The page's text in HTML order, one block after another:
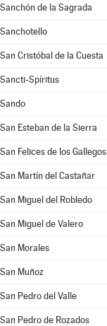
Sanchón de la Sagrada
Sanchotello
San Cristóbal de la Cuesta
Sancti-Spíritus
Sando
San Esteban de la Sierra
San Felices de los Gallegos
San Martín del Castañar
San Miguel del Robledo
San Miguel de Valero
San Morales
San Muñoz
San Pedro del Valle
San Pedro de Rozados